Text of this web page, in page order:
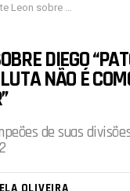
“Pato”: “Se ele perder essa luta não é como se algo fosse mudar”
DIEGO
NÃO É
de suas
OLIVEIRA